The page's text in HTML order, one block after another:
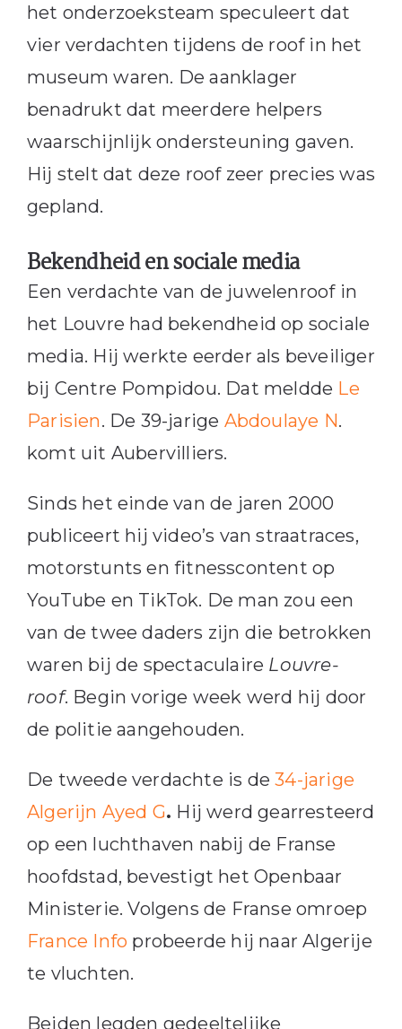
het onderzoeksteam speculeert dat
vier verdachten tijdens de roof in het
museum waren. De aanklager
benadrukt dat meerdere helpers
waarschijnlijk ondersteuning gaven.
Hij stelt dat deze roof zeer precies was
gepland.
Bekendheid en sociale media
Een verdachte van de juwelenroof in
het Louvre had bekendheid op sociale
media. Hij werkte eerder als beveiliger
bij Centre Pompidou. Dat meldde Le
Parisien. De 39-jarige Abdoulaye N.
komt uit Aubervilliers.
Sinds het einde van de jaren 2000
publiceert hij video’s van straatraces,
motorstunts en fitnesscontent op
YouTube en TikTok. De man zou een
van de twee daders zijn die betrokken
waren bij de spectaculaire Louvre-
roof. Begin vorige week werd hij door
de politie aangehouden.
De tweede verdachte is de34-jarige
Algerijn Ayed G. Hij werd gearresteerd
op een luchthaven nabij de Franse
hoofdstad, bevestigt het Openbaar
Ministerie. Volgens de Franse omroep
France Info probeerde hij naar Algerije
te vluchten.
Beiden legden gedeeltelijke